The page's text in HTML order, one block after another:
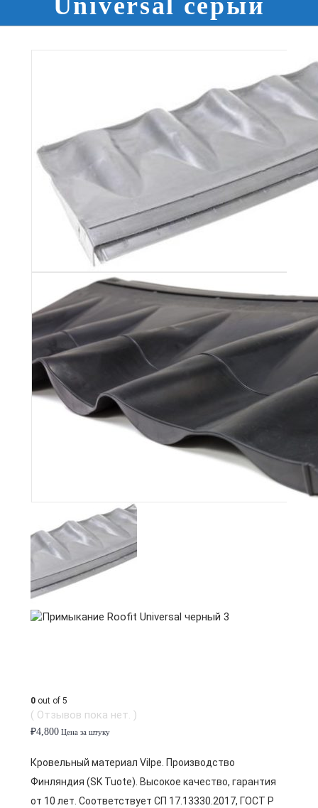
Universal серый
0 out of 5
( Отзывов пока нет. )
₽4,800 Цена за штуку
Кровельный материал Vilpe. Производство
Финляндия (SK Tuote). Высокое качество, гарантия
от 10 лет. Соответствует СП 17.13330.2017, ГОСТ Р